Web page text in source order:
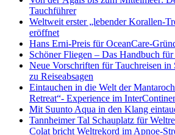
Tauchführer
Weltweit erster „lebender Korallen-
eröffnet
Hans Erni-Preis für OceanCare-
Schöner Fliegen – Das Handbuch
Neue Vorschriften für Tauchreisen
zu Reiseabsagen
Eintauchen in die Welt der
Retreat“- Experience im
Mit Suunto Aqua in den Klang
Tannheimer Tal Schauplatz für
Colat bricht Weltrekord im Apnoe-